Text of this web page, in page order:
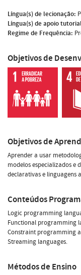
Língua(s) de lecionação:
Língua(s) de apoio
Regime de Frequência:
Objetivos de
Objetivos de
Aprender a usar
modelos especializados e
declarativas e linguagens
Conteúdos
Logic programming
Functional programming
Constraint programming
Streaming languages.
Métodos de Ensino